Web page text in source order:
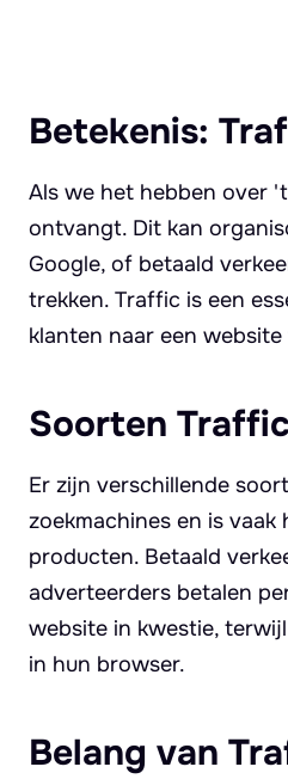
Betekenis:
Als we het hebben over
ontvangt. Dit kan
Google, of betaald
trekken. Traffic is een
klanten naar een website
Soorten Traffic
Er zijn verschillende
zoekmachines en is
producten. Betaald
adverteerders betalen
website in kwestie,
in hun browser.
Belang van